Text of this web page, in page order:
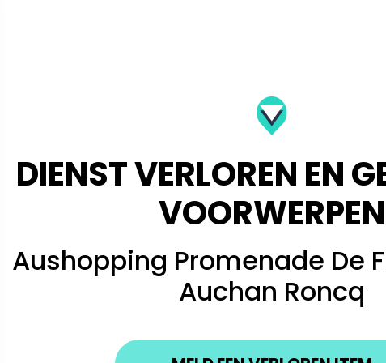
DIENST VERLOREN EN
VOORWERPEN
Aushopping Promenade De
Auchan Roncq